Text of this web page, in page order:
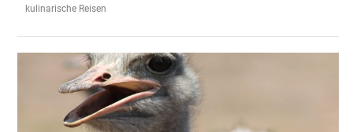
kulinarische Reisen